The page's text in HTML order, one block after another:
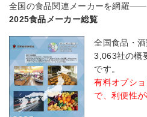
全国の食品関連メーカーを網羅――
2025食品メーカー総覧
全国食品・
3,063社の概
です。
有料オプシ
で、利便性が